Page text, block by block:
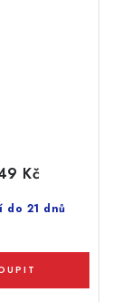
do 21 dnů
Kč